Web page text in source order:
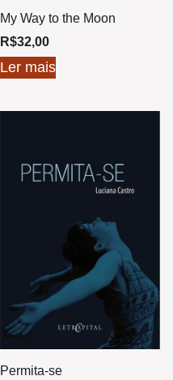
My Way to the Moon
R$32,00
Ler mais
Permita-se